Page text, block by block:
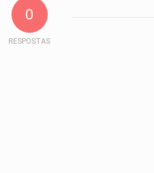
0
RESPOSTAS